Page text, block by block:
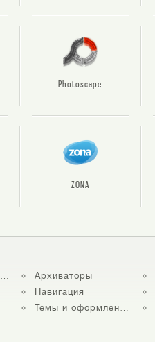
Photoscape
ZONA
Архиваторы
Навигация
Темы и оформление